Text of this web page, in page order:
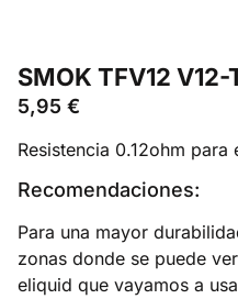
SMOK TFV12
5,95 €
Resistencia 0.12ohm para
Recomendaciones:
Para una mayor
zonas donde se puede
eliquid que vayamos a